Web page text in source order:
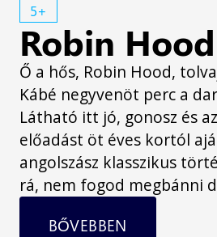
5+
Robin Hood
Ő a hős, Robin Hood,
Kábé negyvenöt perc a
Látható itt jó, gonosz és
előadást öt éves kortól
angolszász klasszikus
rá, nem fogod megbánni
BŐVEBBEN